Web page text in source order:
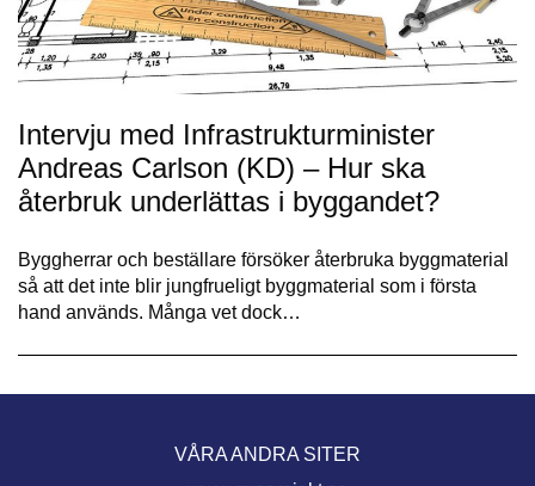
Intervju med Infrastrukturminister
Andreas Carlson (KD) – Hur ska
återbruk underlättas i byggandet?
Byggherrar och beställare försöker återbruka byggmaterial
så att det inte blir jungfrueligt byggmaterial som i första
hand används. Många vet dock…
VÅRA ANDRA SITER